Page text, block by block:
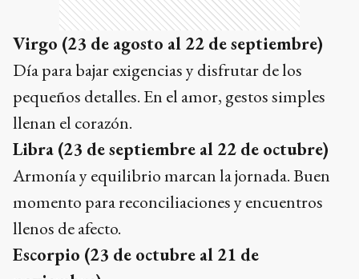
Virgo (23 de agosto al 22 de septiembre)
Día para bajar exigencias y disfrutar de los
pequeños detalles. En el amor, gestos simples
llenan el corazón.
Libra (23 de septiembre al 22 de octubre)
Armonía y equilibrio marcan la jornada. Buen
momento para reconciliaciones y encuentros
llenos de afecto.
Escorpio (23 de octubre al 21 de